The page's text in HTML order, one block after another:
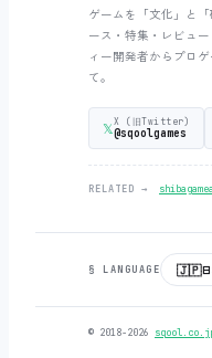
ゲームを「文化」と
ース・特集・レビュ
ィー開発者からプロ
て。
𝕏X (旧Twitter)
@sqoolgames
RELATED →
§ LANGUAGE 🇯🇵
© 2018-2026